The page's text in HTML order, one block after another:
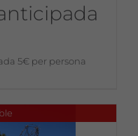
5€ per persona